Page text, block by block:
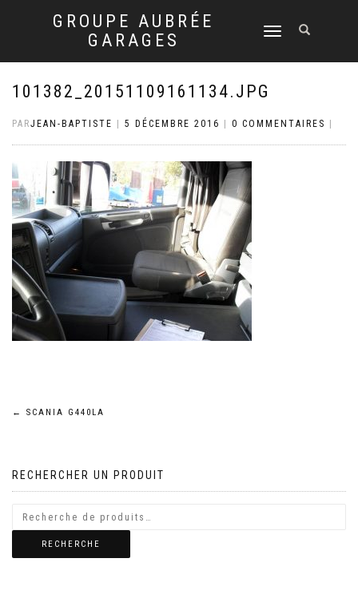
GROUPE AUBRÉE
GARAGES
DÉPLIER
NAVIGATION
101382_20151109161134.JPG
PARJEAN-BAPTISTE 5 DÉCEMBRE 2016 0 COMMENTAIRES
Navigation
l’article
← SCANIA G440LA
RECHERCHER UN PRODUIT
RECHERCHE